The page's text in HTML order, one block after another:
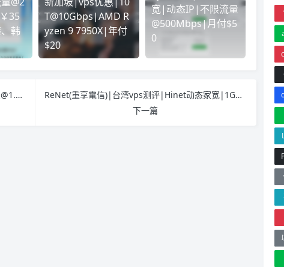
35
韩
T@10Gbps|AMD R
yzen 9 7950X|年付
$20
宽|动态IP|不限流量
@500Mbps|月付$5
0
Puaex|香港HKT动态家宽|8C8G50G|不限流量@1.25Gbps|月付$189起|解锁奈飞&TVB
ReNet(重享電信)|台湾vps测评|Hinet动态家宽|1GbpsDown/600MbpsUp|月付$24起|解锁奈飞&TikTok&ChatGPT
下一篇